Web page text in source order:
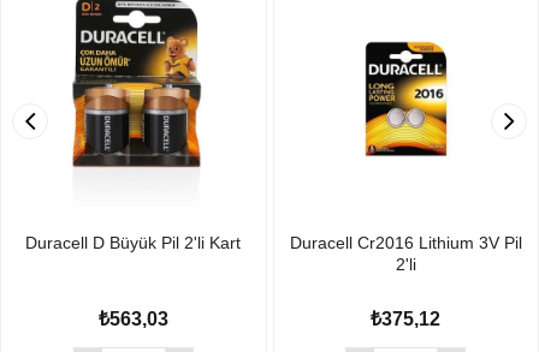
Duracell D Büyük Pil 2'li Kart
₺563,03
Duracell Cr2016 Lithium 3V Pil
2'li
₺375,12